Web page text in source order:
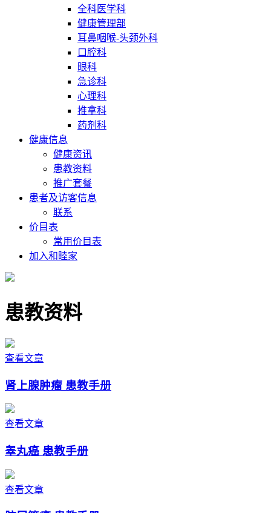
全科医学科
健康管理部
耳鼻咽喉-头颈外科
口腔科
眼科
急诊科
心理科
推拿科
药剂科
健康信息
健康资讯
患教资料
推广套餐
患者及访客信息
联系
价目表
常用价目表
加入和睦家
患教资料
查看文章
肾上腺肿瘤 患教手册
查看文章
睾丸癌 患教手册
查看文章